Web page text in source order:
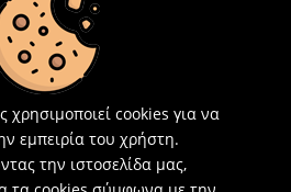
- 15:00
00104
χρησιμοποιεί cookies για να
εμπειρία του χρήστη.
την ιστοσελίδα μας,